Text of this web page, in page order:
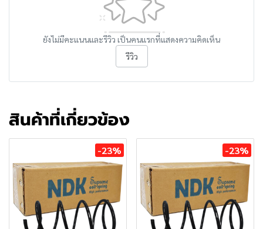
ยังไม่มีคะแนนและรีวิว เป็นคนแรกที่แสดงความคิดเห็น
รีวิว
สินค้าที่เกี่ยวข้อง
-23% -23%